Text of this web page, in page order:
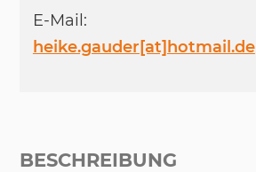
E-Mail:
heike.gauder[at]hotmail.de
BESCHREIBUNG